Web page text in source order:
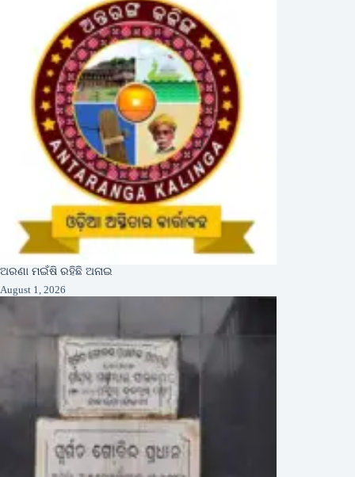
ଅରଣା ମଇଁଷି ରହିଛି ଅନାଇ
August 1, 2026